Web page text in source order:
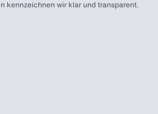
kennzeichnen wir klar und transparent.